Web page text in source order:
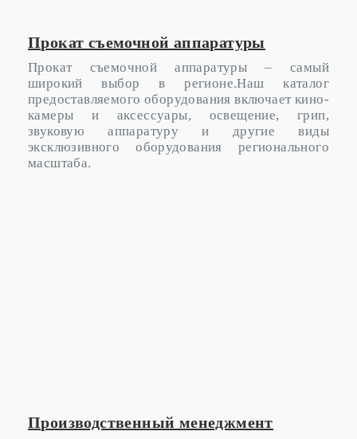
Прокат съемочной аппаратуры
Прокат съемочной аппаратуры – самый
широкий выбор в регионе.Наш каталог
предоставляемого оборудования включает кино-
камеры и аксессуары, освещение, грип,
звуковую аппаратуру и другие виды
эксклюзивного оборудования регионального
масштаба.
Производственный менеджмент